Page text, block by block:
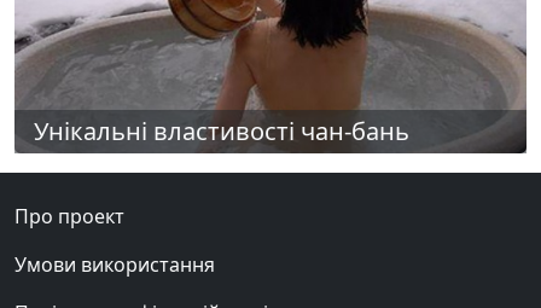
Унікальні властивості чан-бань
Про проект
Умови використання